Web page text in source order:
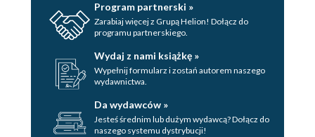
Program partnerski »
Zarabiaj więcej z Grupą Helion! Dołącz do
programu partnerskiego.
Wydaj z nami książkę »
Wypełnij formularz i zostań autorem naszego
wydawnictwa.
Da wydawców »
Jesteś średnim lub dużym wydawcą? Dołącz do
naszego systemu dystrybucji!